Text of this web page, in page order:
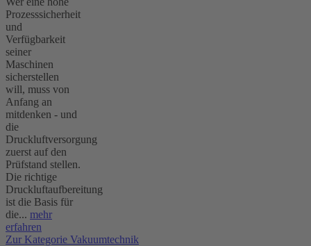
Prozesssicherheit
und
Verfügbarkeit
seiner
Maschinen
sicherstellen
will, muss von
Anfang an
mitdenken - und
die
Druckluftversorgung
zuerst auf den
Prüfstand stellen.
Die richtige
Druckluftaufbereitung
ist die Basis für
die... mehr
erfahren
Zur Kategorie Vakuumtechnik